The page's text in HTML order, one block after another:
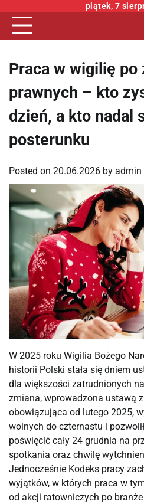
content
piątek, 7
Praca w wigilię po
prawnych – kto
dzień, a kto nadal
posterunku
Posted on 20.06.2026 by admin
W 2025 roku Wigilia Bożego
historii Polski stała się dniem
dla większości zatrudnionych
zmiana, wprowadzona ustawą
obowiązująca od lutego 2025,
wolnych do czternastu i
poświęcić cały 24 grudnia na
spotkania oraz chwilę
Jednocześnie Kodeks pracy
wyjątków, w których praca w
od akcji ratowniczych po